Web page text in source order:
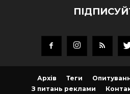
Архів Теги
З питань реклами